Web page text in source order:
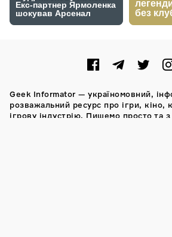
Geek Informator — україномовний,
розважальний ресурс про ігри, кіно,
ігрову індустрію. Пишемо просто та